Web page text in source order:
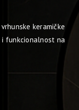
keramičke
funkcionalnost na